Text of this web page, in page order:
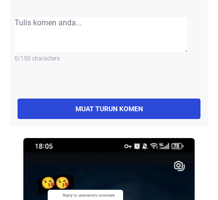
0/150 characters
MUAT TURUN KOMEN
Reply to username's comment